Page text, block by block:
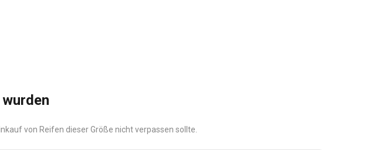
von Reifen dieser Größe nicht verpassen sollte.